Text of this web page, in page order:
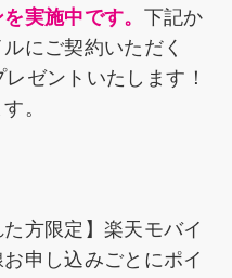
実施中です。 下記か
にご契約いただく
ゼントいたします！
。
方限定】楽天モバイ
申し込みごとにポイ